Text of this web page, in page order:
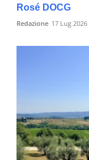
Rosé DOCG
Redazione 17 Lug 2026